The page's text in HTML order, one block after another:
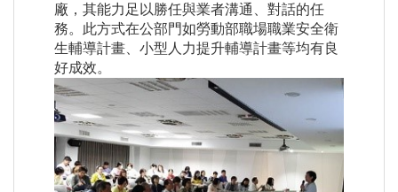
廠，其能力足以勝任與業者溝通、對話的任
務。此方式在公部門如勞動部職場職業安全衛
生輔導計畫、小型人力提升輔導計畫等均有良
好成效。